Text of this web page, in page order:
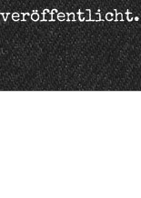
veröffentlicht.